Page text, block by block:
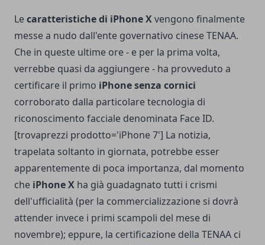
Lecaratteristiche di iPhone Xvengono finalmente
messe a nudo dall'ente governativo cinese TENAA.
Che in queste ultime ore - e per la prima volta,
verrebbe quasi da aggiungere - ha provveduto a
certificare il primo iPhone senza cornici
corroborato dalla particolare tecnologia di
riconoscimento facciale denominata Face ID.
[trovaprezzi prodotto='iPhone 7'] La notizia,
trapelata soltanto in giornata, potrebbe esser
apparentemente di poca importanza, dal momento
che iPhone X ha già guadagnato tutti i crismi
dell'ufficialità (per la commercializzazione si dovrà
attender invece i primi scampoli del mese di
novembre); eppure, la certificazione della TENAA ci